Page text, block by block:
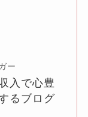
ー
入で心豊
るブログ